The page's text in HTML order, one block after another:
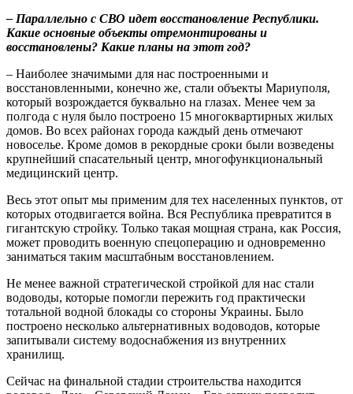
– Параллельно с СВО идет восстановление Республики.
Какие основные объекты отремонтированы и
восстановлены? Какие планы на этот год?
– Наиболее значимыми для нас построенными и
восстановленными, конечно же, стали объекты Мариуполя,
который возрождается буквально на глазах. Менее чем за
полгода с нуля было построено 15 многоквартирных жилых
домов. Во всех районах города каждый день отмечают
новоселье. Кроме домов в рекордные сроки были возведены
крупнейший спасательный центр, многофункциональный
медицинский центр.
Весь этот опыт мы применим для тех населенных пунктов, от
которых отодвигается война. Вся Республика превратится в
гигантскую стройку. Только такая мощная страна, как Россия,
может проводить военную спецоперацию и одновременно
заниматься таким масштабным восстановлением.
Не менее важной стратегической стройкой для нас стали
водоводы, которые помогли пережить год практически
тотальной водной блокады со стороны Украины. Было
построено несколько альтернативных водоводов, которые
запитывали систему водоснабжения из внутренних
хранилищ.
Сейчас на финальной стадии строительства находится